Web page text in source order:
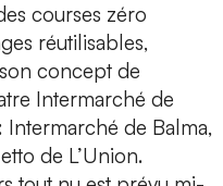
courses zéro
réutilisables,
concept de
Intermarché de
Intermarché de Balma,
de L’Union.